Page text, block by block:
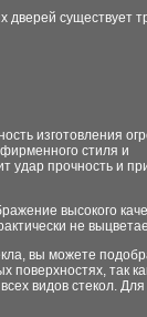
дверей существует
изготовления
стиля и
удар прочность и
высокого
не
вы можете
так
видов стекол.